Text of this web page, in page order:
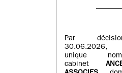
Par
30.06.2026,
unique
cabinet